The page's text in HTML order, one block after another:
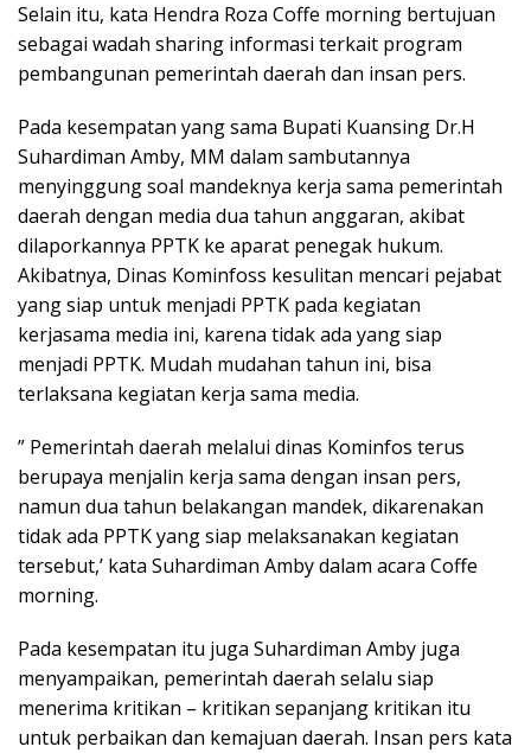
Selain itu, kata Hendra Roza Coffe morning bertujuan
sebagai wadah sharing informasi terkait program
pembangunan pemerintah daerah dan insan pers.
Pada kesempatan yang sama Bupati Kuansing Dr.H
Suhardiman Amby, MM dalam sambutannya
menyinggung soal mandeknya kerja sama pemerintah
daerah dengan media dua tahun anggaran, akibat
dilaporkannya PPTK ke aparat penegak hukum.
Akibatnya, Dinas Kominfoss kesulitan mencari pejabat
yang siap untuk menjadi PPTK pada kegiatan
kerjasama media ini, karena tidak ada yang siap
menjadi PPTK. Mudah mudahan tahun ini, bisa
terlaksana kegiatan kerja sama media.
” Pemerintah daerah melalui dinas Kominfos terus
berupaya menjalin kerja sama dengan insan pers,
namun dua tahun belakangan mandek, dikarenakan
tidak ada PPTK yang siap melaksanakan kegiatan
tersebut,’ kata Suhardiman Amby dalam acara Coffe
morning.
Pada kesempatan itu juga Suhardiman Amby juga
menyampaikan, pemerintah daerah selalu siap
menerima kritikan – kritikan sepanjang kritikan itu
untuk perbaikan dan kemajuan daerah. Insan pers kata